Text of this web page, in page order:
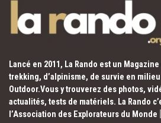
Lancé en 2011, La Rando est un
trekking, d’alpinisme, de survie en
Outdoor.Vous y trouverez des photos,
actualités, tests de matériels. La Rando
l’Association des Explorateurs du Monde